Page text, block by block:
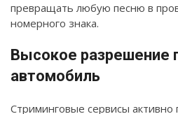
превращать любую песню в
номерного знака.
Высокое разрешение
автомобиль
Стриминговые сервисы активно